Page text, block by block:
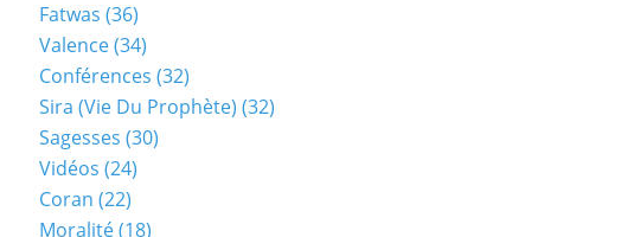
Fatwas (36)
Valence(34)
Conférences (32)
Sira (vie Du Prophète) (32)
Sagesses (30)
Vidéos (24)
Coran (22)
Moralité(18)